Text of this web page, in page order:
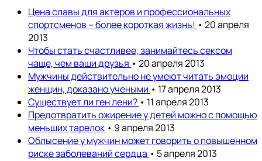
Цена славы для актеров и профессиональных
спортсменов – более короткая жизнь! • 20 апреля
2013
Чтобы стать счастливее, занимайтесь сексом
чаще, чем ваши друзья • 20 апреля 2013
Мужчины действительно не умеют читать эмоции
женщин, доказано учеными • 17 апреля 2013
Существует ли ген лени? • 11 апреля 2013
Предотвратить ожирение у детей можно с помощью
меньших тарелок • 9 апреля 2013
Облысение у мужчин может говорить о повышенном
риске заболеваний сердца • 5 апреля 2013